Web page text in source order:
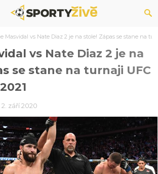
Masvidal vs Nate Diaz 2 je na stole! Zápas se stane na
vs Nate Diaz 2 je na
se stane na turnaji UFC
2. září 2020